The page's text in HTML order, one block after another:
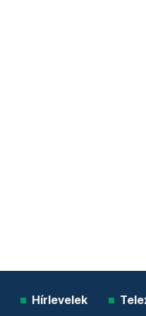
Hírlevelek